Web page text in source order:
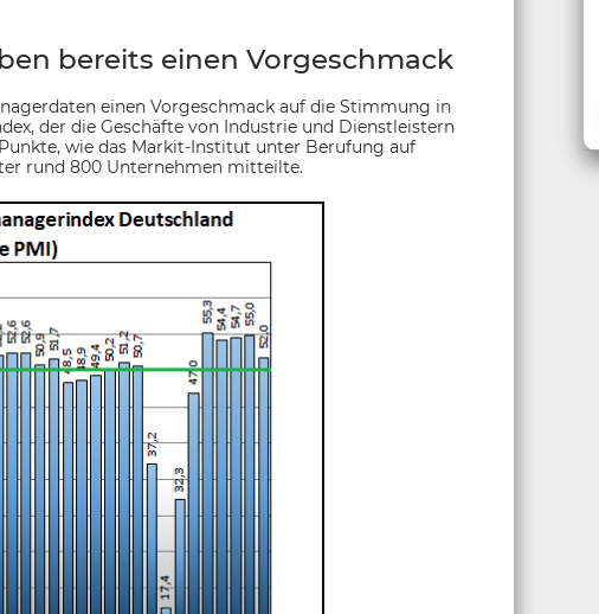
bereits einen Vorgeschmack
einen Vorgeschmack auf die Stimmung in
der die Geschäfte von Industrie und Dienstleistern
wie das Markit-Institut unter Berufung auf
rund 800 Unternehmen mitteilte.